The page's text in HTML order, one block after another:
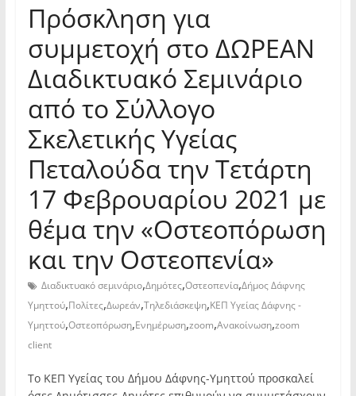
Πρόσκληση για
συμμετοχή στο ΔΩΡΕΑΝ
Διαδικτυακό Σεμινάριο
από το Σύλλογο
Σκελετικής Υγείας
Πεταλούδα την Τετάρτη
17 Φεβρουαρίου 2021 με
θέμα την «Οστεοπόρωση
και την Οστεοπενία»
Διαδικτυακό σεμινάριο,Δημότες,Οστεοπενία,Δήμος Δάφνης
Υμηττού,Πολίτες,Δωρεάν,Τηλεδιάσκεψη,ΚΕΠ Υγείας Δάφνης -
Υμηττού,Οστεοπόρωση,Ενημέρωση,zoom,Ανακοίνωση,zoom
client
Το ΚΕΠ Υγείας του Δήμου Δάφνης-Υμηττού προσκαλεί